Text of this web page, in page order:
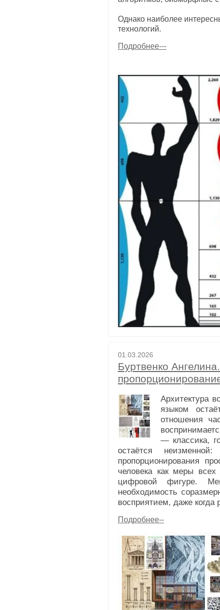
Однако наиболее
технологий.
Подробнее---
01.03.2026
Буртвенко
Архитектура
языком
отношения
— классика,
остаётся
пропорционирования
человека как меры
цифровой фигуре.
необходимость
восприятием, даже
Подробнее--